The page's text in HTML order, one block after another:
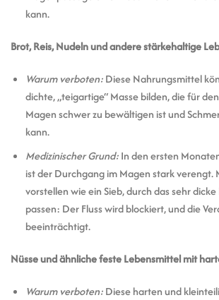
kann.
Brot, Reis, Nudeln und andere stärkehaltige
Warum verboten:Diese Nahrungsmittel
dichte, „teigartige“ Masse bilden, die für
Magen schwer zu bewältigen ist und
kann.
Medizinischer Grund:In den ersten
ist der Durchgang im Magen stark verengt.
vorstellen wie ein Sieb, durch das sehr
passen: Der Fluss wird blockiert, und die
beeinträchtigt.
Nüsse und ähnliche feste Lebensmittel mit
Warum verboten:Diese harten und